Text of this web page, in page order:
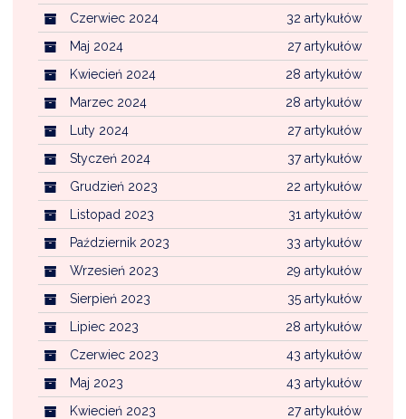
32 artykułów
Czerwiec 2024
27 artykułów
Maj 2024
28 artykułów
Kwiecień 2024
28 artykułów
Marzec 2024
27 artykułów
Luty 2024
37 artykułów
Styczeń 2024
22 artykułów
Grudzień 2023
31 artykułów
Listopad 2023
33 artykułów
Październik 2023
29 artykułów
Wrzesień 2023
35 artykułów
Sierpień 2023
28 artykułów
Lipiec 2023
43 artykułów
Czerwiec 2023
43 artykułów
Maj 2023
27 artykułów
Kwiecień 2023